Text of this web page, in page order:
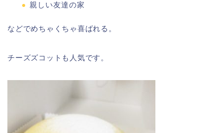
親しい友達の家
などでめちゃくちゃ喜ばれる。
チーズズコットも人気です。